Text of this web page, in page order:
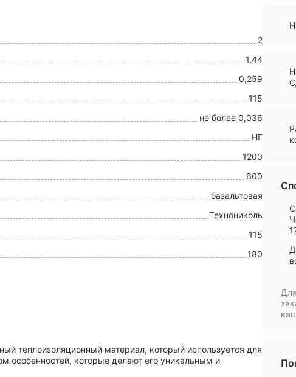
2
1,44
0,259
115
не более 0,036
НГ
1200
600
базальтовая
Технониколь
115
180
теплоизоляционный материал, который используется для
особенностей, которые делают его уникальным и